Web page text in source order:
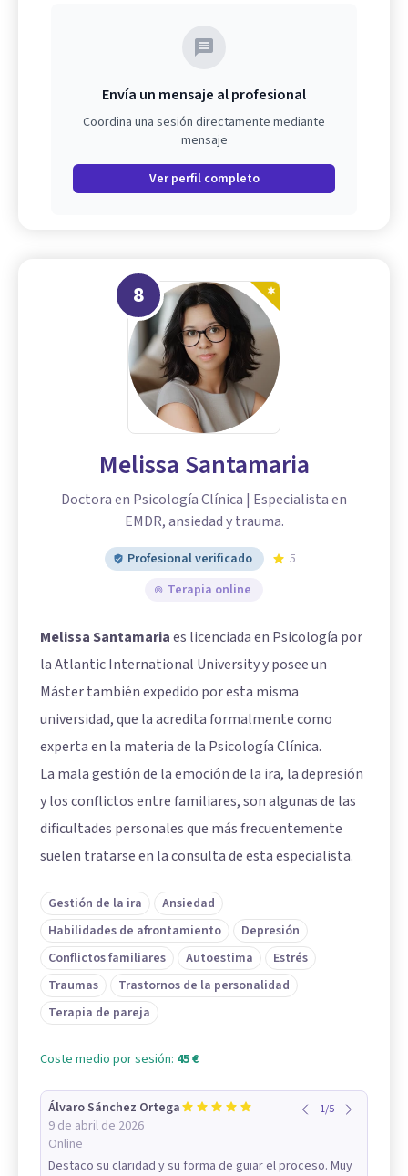
Envía un mensaje al profesional
Coordina una sesión directamente mediante
mensaje
Ver perfil completo
8
Melissa Santamaria
Doctora en Psicología Clínica | Especialista en
EMDR, ansiedad y trauma.
Profesional verificado
5
Terapia online
Melissa Santamariaes licenciada en Psicología por
la Atlantic International University y posee un
Máster también expedido por esta misma
universidad, que la acredita formalmente como
experta en la materia de la Psicología Clínica.
La mala gestión de la emoción de la ira, la depresión
y los conflictos entre familiares, son algunas de las
dificultades personales que más frecuentemente
suelen tratarse en la consulta de esta especialista.
Gestión de la ira
Ansiedad
Habilidades de afrontamiento
Depresión
Conflictos familiares
Autoestima
Estrés
Traumas
Trastornos de la personalidad
Terapia de pareja
Coste medio por sesión: 45 €
Álvaro Sánchez Ortega
9 de abril de 2026
Online
1/5
Destaco su claridad y su forma de guiar el proceso. Muy